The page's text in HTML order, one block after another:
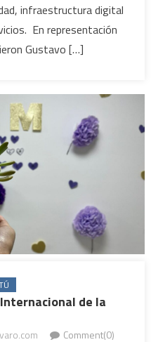
infraestructura digital
En representación
Gustavo […]
de la
Comment(0)